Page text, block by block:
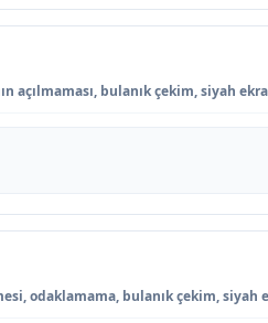
açılmaması, bulanık çekim, siyah
odaklamama, bulanık çekim, siyah